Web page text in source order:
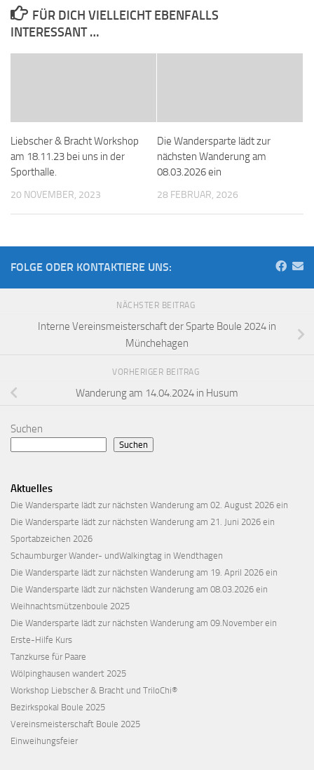
FÜR DICH VIELLEICHT EBENFALLS
INTERESSANT …
Liebscher & Bracht Workshop
am 18.11.23 bei uns in der
Sporthalle.
20 NOVEMBER, 2023
Die Wandersparte lädt zur
nächsten Wanderung am
08.03.2026 ein
28 FEBRUAR, 2026
FOLGE ODER KONTAKTIERE UNS:
NÄCHSTER BEITRAG
Interne Vereinsmeisterschaft der Sparte Boule 2024 in
Münchehagen
VORHERIGER BEITRAG
Wanderung am 14.04.2024 in Husum
Suchen
Suchen
Aktuelles
Die Wandersparte lädt zur nächsten Wanderung am 02. August 2026 ein
Die Wandersparte lädt zur nächsten Wanderung am 21. Juni 2026 ein
Sportabzeichen 2026
Schaumburger Wander- undWalkingtag in Wendthagen
Die Wandersparte lädt zur nächsten Wanderung am 19. April 2026 ein
Die Wandersparte lädt zur nächsten Wanderung am 08.03.2026 ein
Weihnachtsmützenboule 2025
Die Wandersparte lädt zur nächsten Wanderung am 09.November ein
Erste-Hilfe Kurs
Tanzkurse für Paare
Wölpinghausen wandert 2025
Workshop Liebscher & Bracht und TriloChi®
Bezirkspokal Boule 2025
Vereinsmeisterschaft Boule 2025
Einweihungsfeier